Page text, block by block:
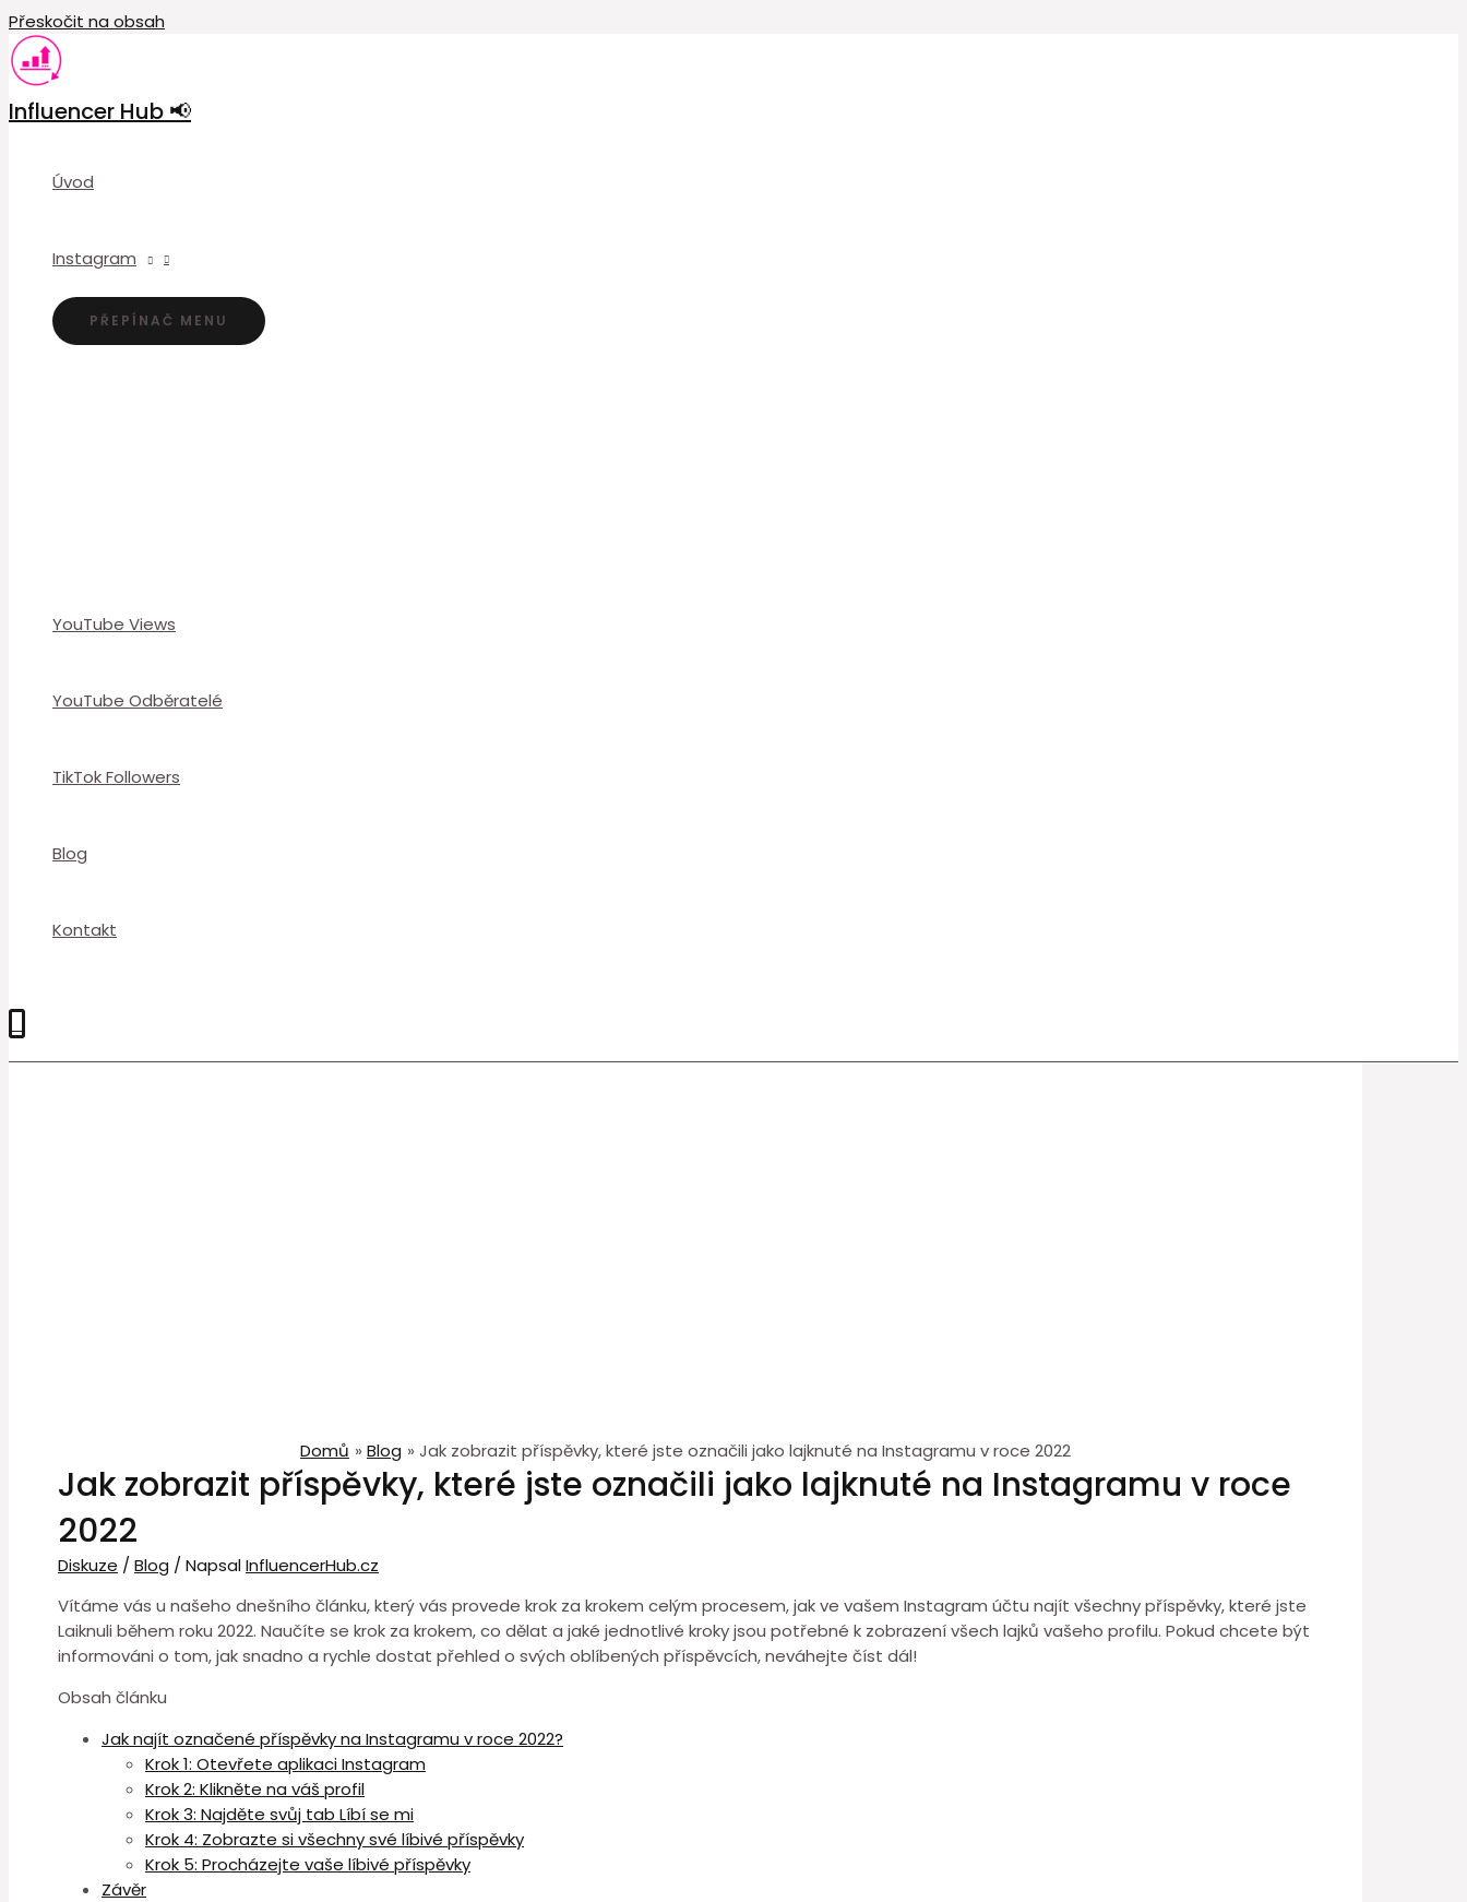
Přeskočit na obsah
Influencer Hub 📢
Úvod
Instagram
PŘEPÍNAČ MENU
YouTube Views
YouTube Odběratelé
TikTok Followers
Blog
Kontakt
Domů Blog Jak zobrazit příspěvky, které jste označili jako lajknuté na Instagramu v roce 2022
Jak zobrazit příspěvky, které jste označili jako lajknuté na Instagramu v roce
2022
Diskuze / Blog / NapsalInfluencerHub.cz
Vítáme vás u našeho dnešního článku, který vás provede krok za krokem celým procesem, jak ve vašem Instagram účtu najít všechny příspěvky, které jste
Laiknuli během roku 2022. Naučíte se krok za krokem, co dělat a jaké jednotlivé kroky jsou potřebné k zobrazení všech lajků vašeho profilu. Pokud chcete být
informováni o tom, jak snadno a rychle dostat přehled o svých oblíbených příspěvcích, neváhejte číst dál!
Obsah článku
Jak najít označené příspěvky na Instagramu v roce 2022?
Krok 1: Otevřete aplikaci Instagram
Krok 2: Klikněte na váš profil
Krok 3: Najděte svůj tab Líbí se mi
Krok 4: Zobrazte si všechny své líbivé příspěvky
Krok 5: Procházejte vaše líbivé příspěvky
Závěr